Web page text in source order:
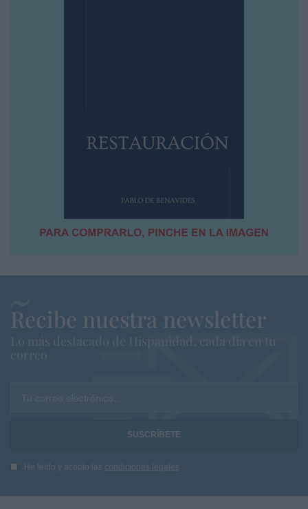
Recibe nuestra newsletter
Lo más destacado de Hispanidad, cada dia en tu
correo
Tu correo electrónico...
He leído y acepto las condiciones legales